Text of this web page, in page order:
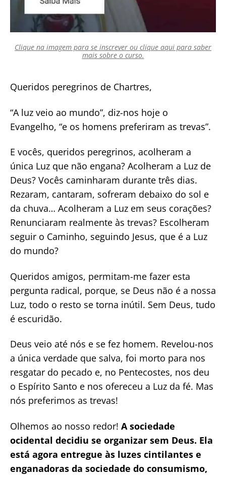
Clique na imagem para se inscrever ou clique aqui para saber
mais sobre o curso.
Queridos peregrinos de Chartres,
“A luz veio ao mundo”, diz-nos hoje o
Evangelho, “e os homens preferiram as trevas”.
E vocês, queridos peregrinos, acolheram a
única Luz que não engana? Acolheram a Luz de
Deus? Vocês caminharam durante três dias.
Rezaram, cantaram, sofreram debaixo do sol e
da chuva… Acolheram a Luz em seus corações?
Renunciaram realmente às trevas? Escolheram
seguir o Caminho, seguindo Jesus, que é a Luz
do mundo?
Queridos amigos, permitam-me fazer esta
pergunta radical, porque, se Deus não é a nossa
Luz, todo o resto se torna inútil. Sem Deus, tudo
é escuridão.
Deus veio até nós e se fez homem. Revelou-nos
a única verdade que salva, foi morto para nos
resgatar do pecado e, no Pentecostes, nos deu
o Espírito Santo e nos ofereceu a Luz da fé. Mas
nós preferimos as trevas!
Olhemos ao nosso redor! A sociedade
ocidental decidiu se organizar sem Deus. Ela
está agora entregue às luzes cintilantes e
enganadoras da sociedade do consumismo,